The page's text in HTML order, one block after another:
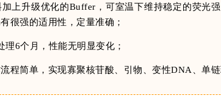
上升级优化的Buffer，可室温下维持稳定的荧光
很强的适用性，定量准确；
6个月，性能无明显变化；
程简单，实现寡聚核苷酸、引物、变性DNA、单